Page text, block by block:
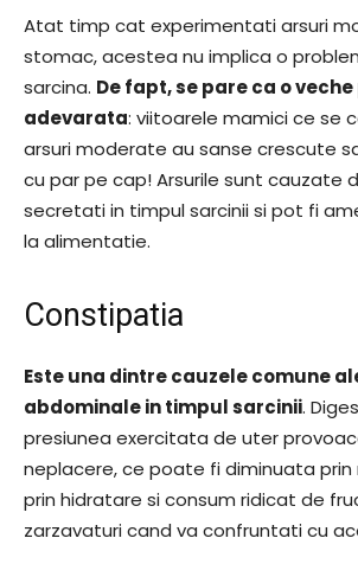
Atat timp cat experimentati arsuri
stomac, acestea nu implica o
sarcina. De fapt, se pare ca o
adevarata: viitoarele mamici ce se
arsuri moderate au sanse crescute
cu par pe cap! Arsurile sunt cauzate
secretati in timpul sarcinii si pot fi
la alimentatie.
Constipatia
Este una dintre cauzele comune
abdominale in timpul sarcinii.
presiunea exercitata de uter
neplacere, ce poate fi diminuata prin
prin hidratare si consum ridicat de
zarzavaturi cand va confruntati cu